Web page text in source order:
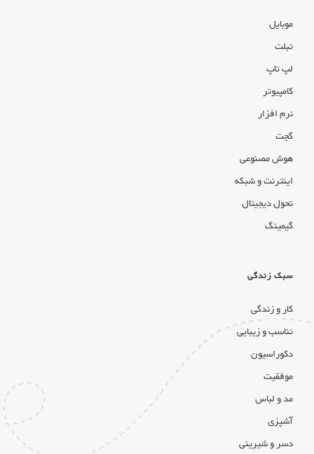
موبایل
تبلت
لپ تاپ
کامپیوتر
نرم افزار
گجت
هوش مصنوعی
اینترنت و شبکه
تحول دیجیتال
گیمینگ
سبک زندگی
کار و زندگی
تناسب و زیبایی
دکوراسیون
موفقیت
مد و لباس
آشپزی
دسر و شیرینی